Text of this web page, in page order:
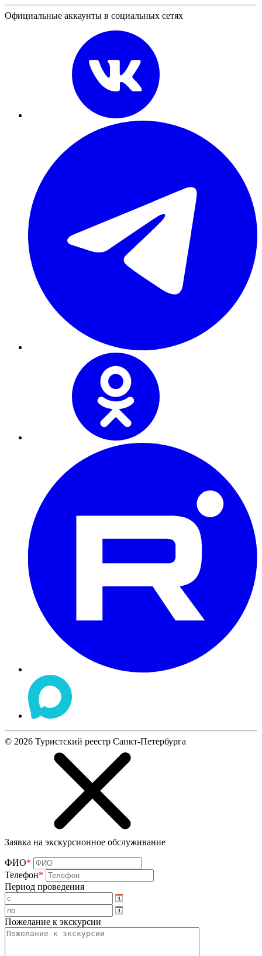
Официальные аккаунты в социальных сетях
© 2026 Туристский реестр Санкт-Петербурга
Заявка на экскурсионное обслуживание
ФИО*
Телефон*
Период проведения
Пожелание к экскурсии